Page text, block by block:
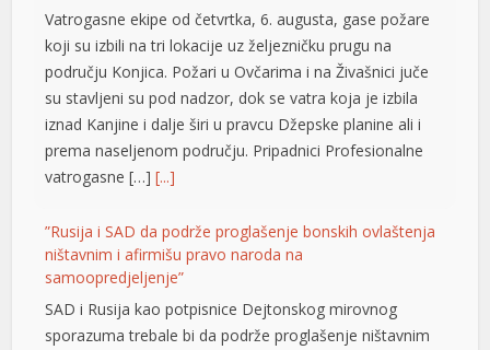
Vatrogasne ekipe od četvrtka, 6. augusta, gase požare
koji su izbili na tri lokacije uz željezničku prugu na
području Konjica. Požari u Ovčarima i na Živašnici juče
su stavljeni su pod nadzor, dok se vatra koja je izbila
iznad Kanjine i dalje širi u pravcu Džepske planine ali i
prema naseljenom području. Pripadnici Profesionalne
vatrogasne […][...]
”Rusija i SAD da podrže proglašenje bonskih ovlaštenja
ništavnim i afirmišu pravo naroda na
samoopredjeljenje”
SAD i Rusija kao potpisnice Dejtonskog mirovnog
sporazuma trebale bi da podrže proglašenje ništavnim